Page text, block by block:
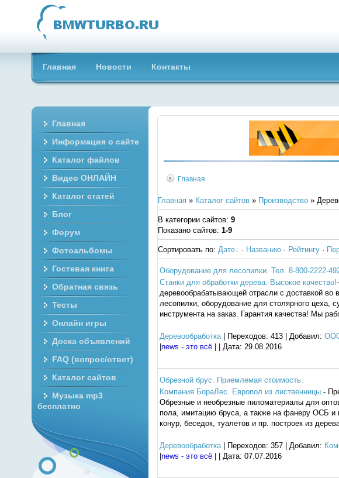
Главная Новости Контакты
Главная
Главная» Каталог сайтов» Производство»
В категории сайтов: 9
Показано сайтов: 1-9
Сортировать по: Дате · Названию· Рейтингу·
Оборудование для лесопилки. Тел. 8-800-2222-
Станки для обработки дерева. Высокое качество!
деревообрабатывающей отрасли с доставкой во
лесопилки, оборудование для столярного цеха,
инструмента на заказ. Гарантия качества! Мы
Деревообработка| Переходов: 413 | Добавил:
|news - это всё| | Дата: 29.08.2016
Обрезной брус. Приемлемая стоимость.
Компания БораЛес. Европол из лиственницы. -
Обрезные и необрезные пиломатериалы для
пола, имитацию бруса, а также на фанеру ОСБ и
конур, беседок, туалетов и пр. построек из
Деревообработка| Переходов: 357 | Добавил:
|news - это всё| | Дата: 07.07.2016
Главная
Информация о сайте
Каталог файлов
Видео ОНЛАЙН
Каталог статей
Блог
Форум
Фотоальбомы
Гостевая книга
Обратная связь
Тесты
Онлайн игры
Доска объявлений
FAQ (вопрос/ответ)
Каталог сайтов
Музыка mp3
бесплатно